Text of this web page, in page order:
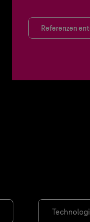
Referenzen